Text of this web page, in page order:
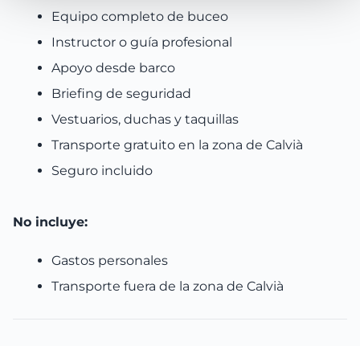
Equipo completo de buceo
Instructor o guía profesional
Apoyo desde barco
Briefing de seguridad
Vestuarios, duchas y taquillas
Transporte gratuito en la zona de Calvià
Seguro incluido
No incluye:
Gastos personales
Transporte fuera de la zona de Calvià